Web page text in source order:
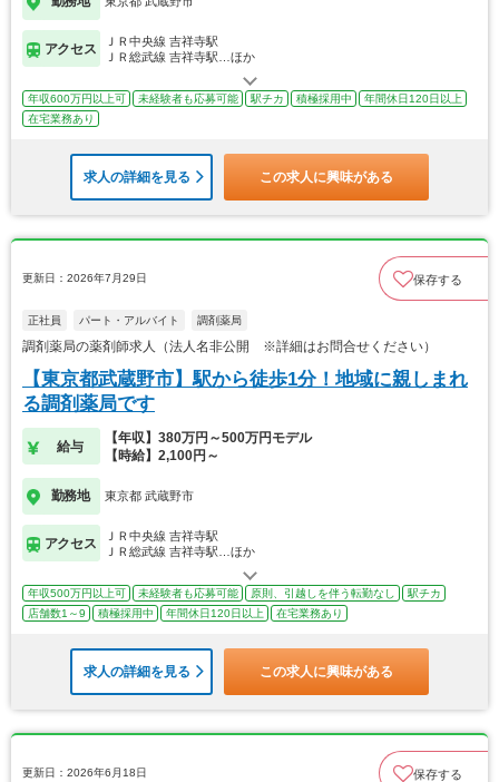
アクセス
ＪＲ中央線 吉祥寺駅
ＪＲ総武線 吉祥寺駅…ほか
年収600万円以上可 未経験者も応募可能 駅チカ 積極採用中
年間休日120日以上
在宅業務あり
求人の詳細を見る この求人に興味がある
更新日：2026年7月29日 保存する
正社員 パート・アルバイト 調剤薬局
調剤薬局の薬剤師求人（法人名非公開 ※詳細はお問合せください）
【東京都武蔵野市】駅から徒歩1分！地域に親しまれ
る調剤薬局です
給与
【年収】380万円～500万円モデル
【時給】2,100円～
勤務地 東京都 武蔵野市
アクセス
ＪＲ中央線 吉祥寺駅
ＪＲ総武線 吉祥寺駅…ほか
年収500万円以上可 未経験者も応募可能 原則、引越しを伴う転勤なし
駅チカ
店舗数1～9
積極採用中 年間休日120日以上 在宅業務あり
求人の詳細を見る この求人に興味がある
更新日：2026年6月18日 保存する